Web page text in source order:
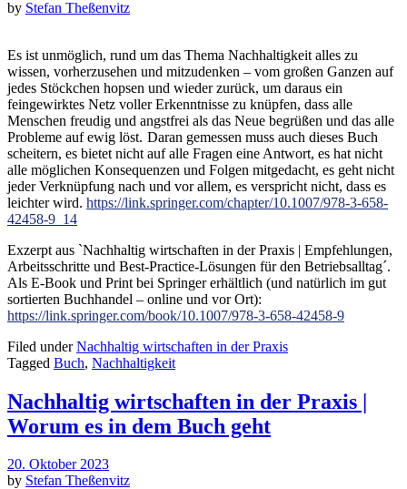
by Stefan Theßenvitz
Es ist unmöglich, rund um das Thema Nachhaltigkeit alles zu
wissen, vorherzusehen und mitzudenken – vom großen Ganzen auf
jedes Stöckchen hopsen und wieder zurück, um daraus ein
feingewirktes Netz voller Erkenntnisse zu knüpfen, dass alle
Menschen freudig und angstfrei als das Neue begrüßen und das alle
Probleme auf ewig löst. Daran gemessen muss auch dieses Buch
scheitern, es bietet nicht auf alle Fragen eine Antwort, es hat nicht
alle möglichen Konsequenzen und Folgen mitgedacht, es geht nicht
jeder Verknüpfung nach und vor allem, es verspricht nicht, dass es
leichter wird. https://link.springer.com/chapter/10.1007/978-3-658-
42458-9_14
Exzerpt aus `Nachhaltig wirtschaften in der Praxis | Empfehlungen,
Arbeitsschritte und Best-Practice-Lösungen für den Betriebsalltag´.
Als E-Book und Print bei Springer erhältlich (und natürlich im gut
sortierten Buchhandel – online und vor Ort):
https://link.springer.com/book/10.1007/978-3-658-42458-9
Filed underNachhaltig wirtschaften in der Praxis
Tagged Buch, Nachhaltigkeit
Nachhaltig wirtschaften in der Praxis |
Worum es in dem Buch geht
20. Oktober 2023
by Stefan Theßenvitz